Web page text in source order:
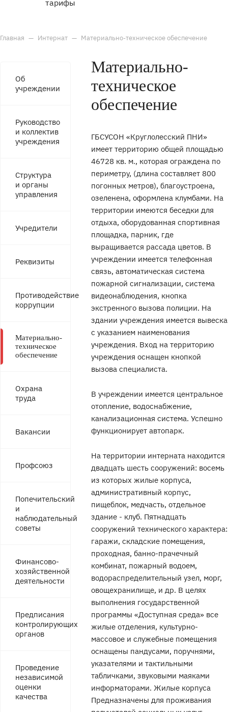
тарифы
Главная — Интернат — Материально-техническое обеспечение
Об
учреждении
Руководство
и коллектив
учреждения
Структура
и органы
управления
Учредители
Реквизиты
Противодействие
коррупции
Материально-
техническое
обеспечение
Охрана
труда
Вакансии
Профсоюз
Попечительский
и
наблюдательный
советы
Финансово-
хозяйственной
деятельности
Предписания
контролирующих
органов
Проведение
независимой
оценки
качества
Материально-
техническое
обеспечение
ГБСУСОН «Круглолесский ПНИ»
имеет территорию общей площадью
46728 кв. м., которая ограждена по
периметру, (длина составляет 800
погонных метров), благоустроена,
озеленена, оформлена клумбами. На
территории имеются беседки для
отдыха, оборудованная спортивная
площадка, парник, где
выращивается рассада цветов. В
учреждении имеется телефонная
связь, автоматическая система
пожарной сигнализации, система
видеонаблюдения, кнопка
экстренного вызова полиции. На
здании учреждения имеется вывеска
с указанием наименования
учреждения. Вход на территорию
учреждения оснащен кнопкой
вызова специалиста.
В учреждении имеется центральное
отопление, водоснабжение,
канализационная система. Успешно
функционирует автопарк.
На территории интерната находится
двадцать шесть сооружений: восемь
из которых жилые корпуса,
административный корпус,
пищеблок, медчасть, отдельное
здание - клуб. Пятнадцать
сооружений технического характера:
гаражи, складские помещения,
проходная, банно-прачечный
комбинат, пожарный водоем,
водораспределительный узел, морг,
овощехранилище, и др. В целях
выполнения государственной
программы «Доступная среда» все
жилые отделения, культурно-
массовое и служебные помещения
оснащены пандусами, поручнями,
указателями и тактильными
табличками, звуковыми маяками
информаторами. Жилые корпуса
Предназначены для проживания